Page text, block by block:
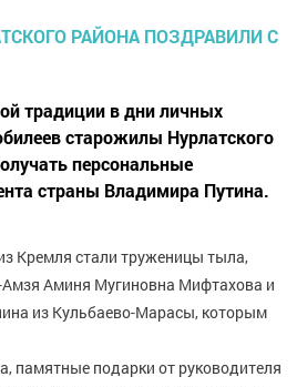
традиции в дни личных
старожилы Нурлатского
персональные
страны Владимира Путина.
Кремля стали труженицы тыла,
Аминя Мугиновна Мифтахова и
из Кульбаево-Марасы, которым
памятные подарки от руководителя